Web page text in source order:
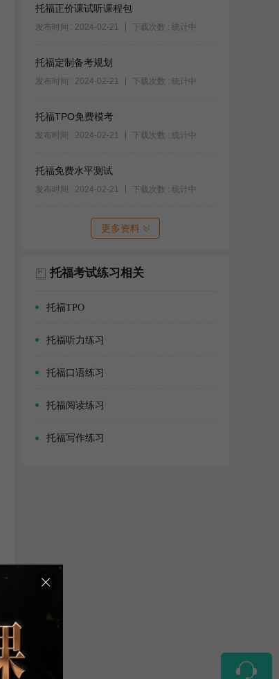
托福正价课试听课程包
发布时间 : 2024-02-21 下载次数 : 统计中
托福定制备考规划
发布时间 : 2024-02-21 下载次数 : 统计中
托福TPO免费模考
发布时间 : 2024-02-21 下载次数 : 统计中
托福免费水平测试
发布时间 : 2024-02-21 下载次数 : 统计中
更多资料
托福考试练习相关
托福TPO
托福听力练习
托福口语练习
托福阅读练习
托福写作练习